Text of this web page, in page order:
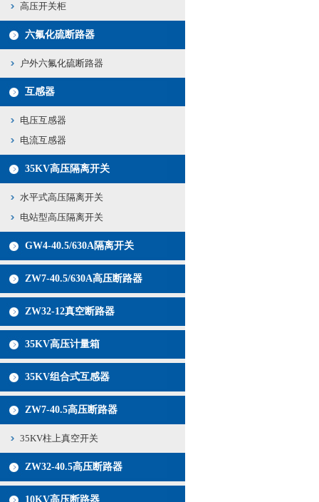
高压开关柜
六氟化硫断路器
户外六氟化硫断路器
互感器
电压互感器
电流互感器
35KV高压隔离开关
水平式高压隔离开关
电站型高压隔离开关
GW4-40.5/630A隔离开关
ZW7-40.5/630A高压断路器
ZW32-12真空断路器
35KV高压计量箱
35KV组合式互感器
ZW7-40.5高压断路器
35KV柱上真空开关
ZW32-40.5高压断路器
10KV高压断路器